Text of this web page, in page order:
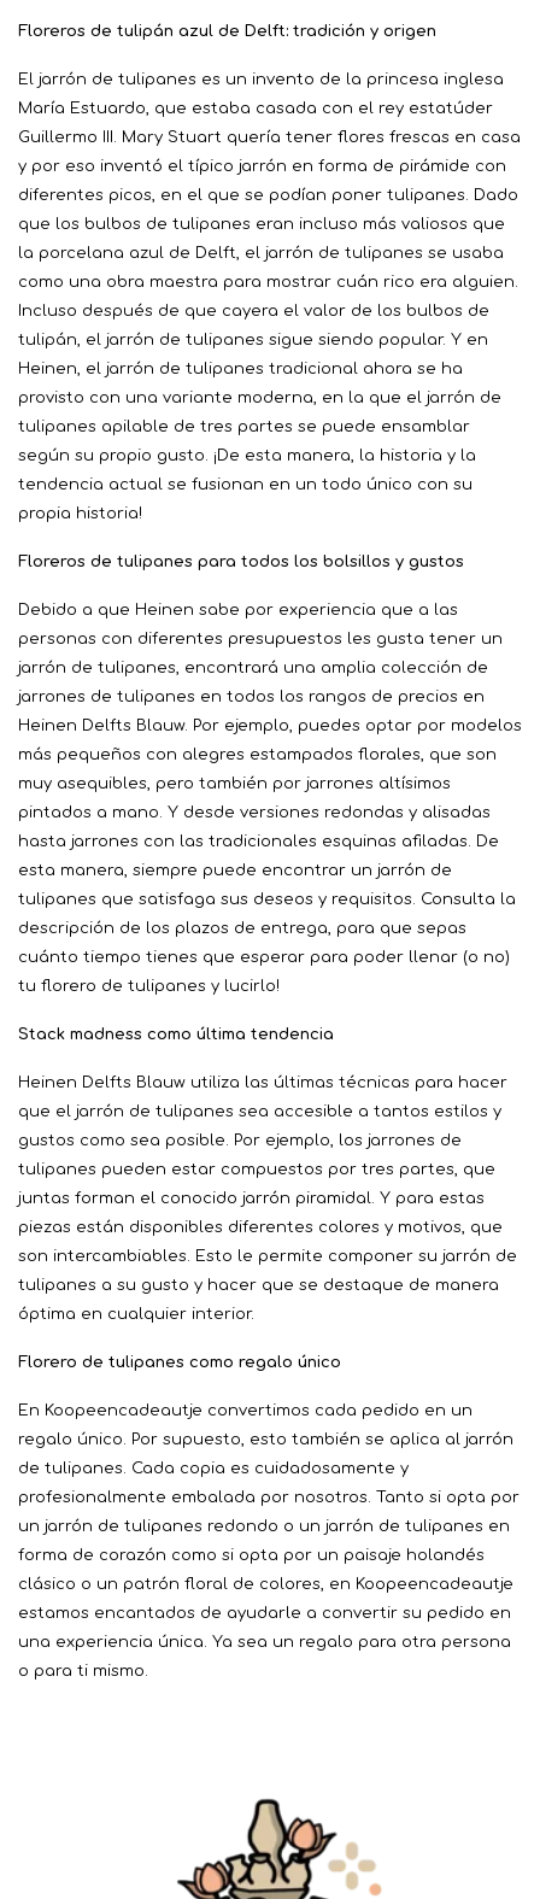
Floreros de tulipán azul de Delft: tradición y origen
El jarrón de tulipanes es un invento de la princesa inglesa
María Estuardo, que estaba casada con el rey estatúder
Guillermo III. Mary Stuart quería tener flores frescas en casa
y por eso inventó el típico jarrón en forma de pirámide con
diferentes picos, en el que se podían poner tulipanes. Dado
que los bulbos de tulipanes eran incluso más valiosos que
la porcelana azul de Delft, el jarrón de tulipanes se usaba
como una obra maestra para mostrar cuán rico era alguien.
Incluso después de que cayera el valor de los bulbos de
tulipán, el jarrón de tulipanes sigue siendo popular. Y en
Heinen, el jarrón de tulipanes tradicional ahora se ha
provisto con una variante moderna, en la que el jarrón de
tulipanes apilable de tres partes se puede ensamblar
según su propio gusto. ¡De esta manera, la historia y la
tendencia actual se fusionan en un todo único con su
propia historia!
Floreros de tulipanes para todos los bolsillos y gustos
Debido a que Heinen sabe por experiencia que a las
personas con diferentes presupuestos les gusta tener un
jarrón de tulipanes, encontrará una amplia colección de
jarrones de tulipanes en todos los rangos de precios en
Heinen Delfts Blauw. Por ejemplo, puedes optar por modelos
más pequeños con alegres estampados florales, que son
muy asequibles, pero también por jarrones altísimos
pintados a mano. Y desde versiones redondas y alisadas
hasta jarrones con las tradicionales esquinas afiladas. De
esta manera, siempre puede encontrar un jarrón de
tulipanes que satisfaga sus deseos y requisitos. Consulta la
descripción de los plazos de entrega, para que sepas
cuánto tiempo tienes que esperar para poder llenar (o no)
tu florero de tulipanes y lucirlo!
Stack madness como última tendencia
Heinen Delfts Blauw utiliza las últimas técnicas para hacer
que el jarrón de tulipanes sea accesible a tantos estilos y
gustos como sea posible. Por ejemplo, los jarrones de
tulipanes pueden estar compuestos por tres partes, que
juntas forman el conocido jarrón piramidal. Y para estas
piezas están disponibles diferentes colores y motivos, que
son intercambiables. Esto le permite componer su jarrón de
tulipanes a su gusto y hacer que se destaque de manera
óptima en cualquier interior.
Florero de tulipanes como regalo único
En Koopeencadeautje convertimos cada pedido en un
regalo único. Por supuesto, esto también se aplica al jarrón
de tulipanes. Cada copia es cuidadosamente y
profesionalmente embalada por nosotros. Tanto si opta por
un jarrón de tulipanes redondo o un jarrón de tulipanes en
forma de corazón como si opta por un paisaje holandés
clásico o un patrón floral de colores, en Koopeencadeautje
estamos encantados de ayudarle a convertir su pedido en
una experiencia única. Ya sea un regalo para otra persona
o para ti mismo.